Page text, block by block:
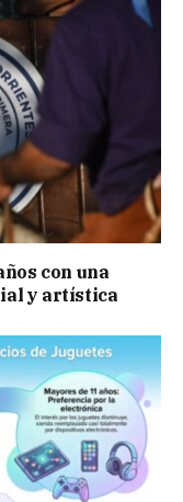
con una
y artística